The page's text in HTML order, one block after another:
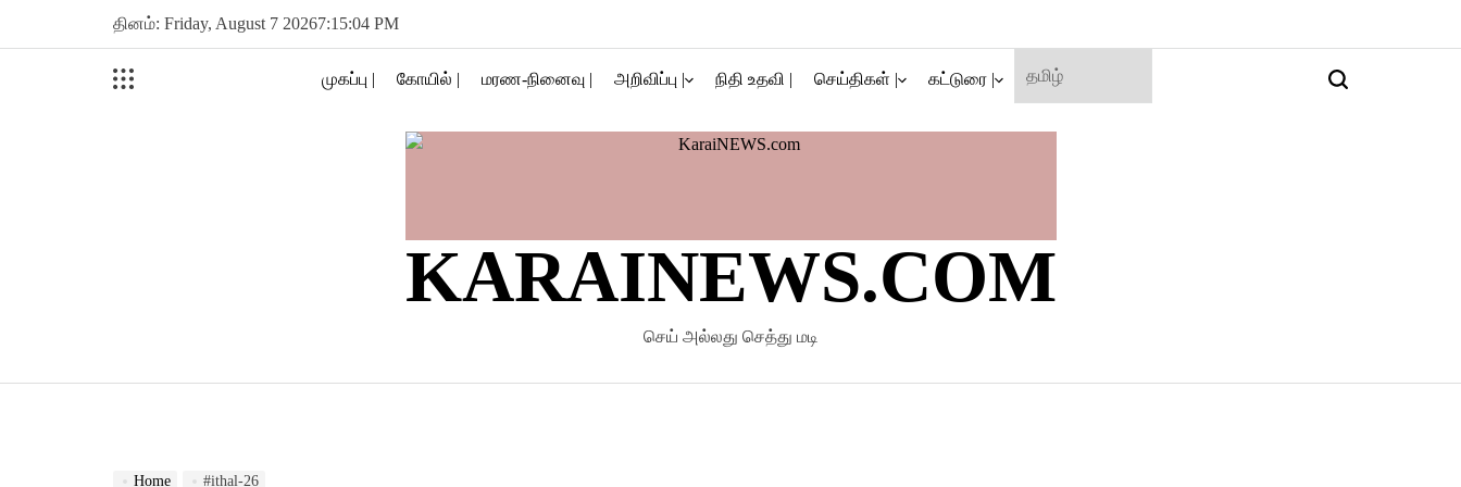
தினம்: Friday, August 7 20267:15:05 PM
முகப்பு | கோயில் | மரண-நினைவு | அறிவிப்பு | நிதி உதவி | செய்திகள் | கட்டுரை | Search
KARAINEWS.COM
செய் அல்லது செத்து மடி
Home #ithal-26